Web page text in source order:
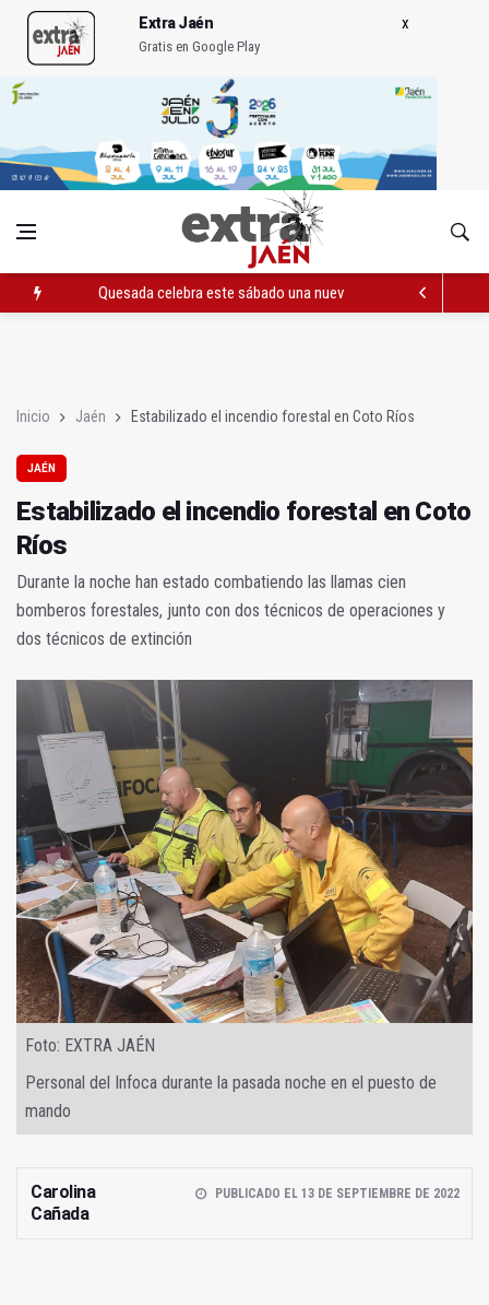
Extra Jaén
Gratis en Google Play
Quesada celebra este sábado una nueva jornada de Orgullo
Inicio Jaén Estabilizado el incendio forestal en Coto Ríos
JAÉN
Estabilizado el incendio forestal en Coto
Ríos
Durante la noche han estado combatiendo las llamas cien
bomberos forestales, junto con dos técnicos de operaciones y
dos técnicos de extinción
Foto: EXTRA JAÉN
Personal del Infoca durante la pasada noche en el puesto de
mando
Carolina
Cañada
PUBLICADO EL 13 DE SEPTIEMBRE DE 2022